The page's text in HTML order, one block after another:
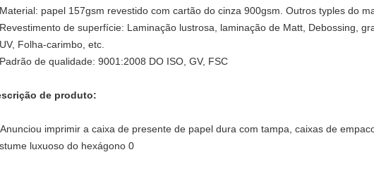
Material: papel 157gsm revestido com cartão do cinza 900gsm. Outros typles do
Revestimento de superfície: Laminação lustrosa, laminação de Matt, Debossing,
UV, Folha-carimbo, etc.
Padrão de qualidade: 9001:2008 DO ISO, GV, FSC
de produto: